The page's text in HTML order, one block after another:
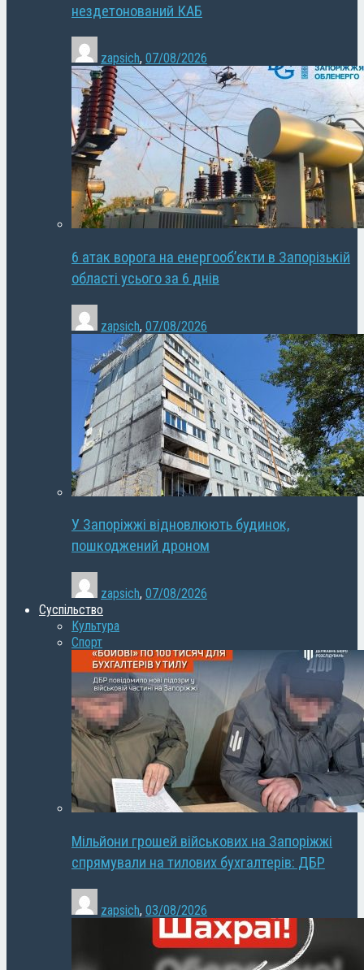
нездетонований КАБ
zapsich, 07/08/2026
6 атак ворога на енергооб’єкти в Запорізькій
області усього за 6 днів
zapsich, 07/08/2026
У Запоріжжі відновлюють будинок,
пошкоджений дроном
zapsich, 07/08/2026
Суспільство
Культура
Спорт
Мільйони грошей військових на Запоріжжі
спрямували на тилових бухгалтерів: ДБР
zapsich, 03/08/2026